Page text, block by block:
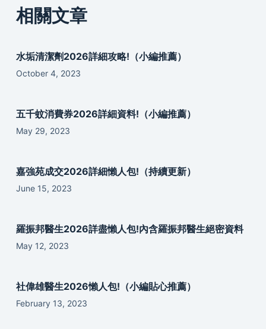
相關文章
水垢清潔劑2026詳細攻略!（小編推薦）
October 4, 2023
五千蚊消費券2026詳細資料!（小編推薦）
May 29, 2023
嘉強苑成交2026詳細懶人包!（持續更新）
June 15, 2023
羅振邦醫生2026詳盡懶人包!內含羅振邦醫生絕密資料
May 12, 2023
社偉雄醫生2026懶人包!（小編貼心推薦）
February 13, 2023